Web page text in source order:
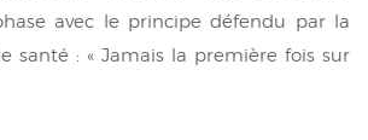
avec le principe défendu par la
santé : « Jamais la première fois sur